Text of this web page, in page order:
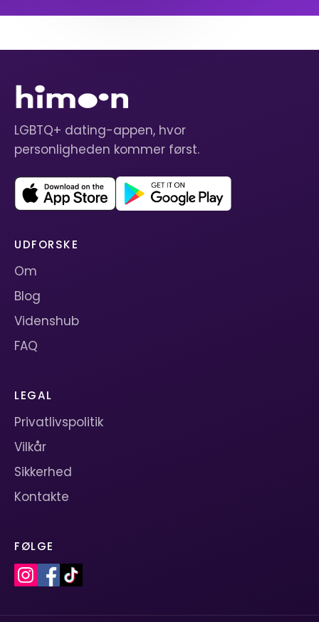
LGBTQ+ dating-appen, hvor
personligheden kommer først.
UDFORSKE
Om
Blog
Videnshub
FAQ
LEGAL
Privatlivspolitik
Vilkår
Sikkerhed
Kontakte
FØLGE